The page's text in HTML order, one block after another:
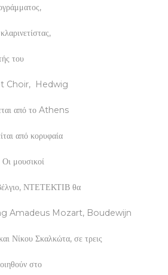
του
Choir, Hedwig
από το Athens
από κορυφαία
μουσικοί
ΝΤΕΤΕΚΤΙΒ θα
Amadeus Mozart, Boudewijn
Σκαλκώτα, σε τρεις
στο